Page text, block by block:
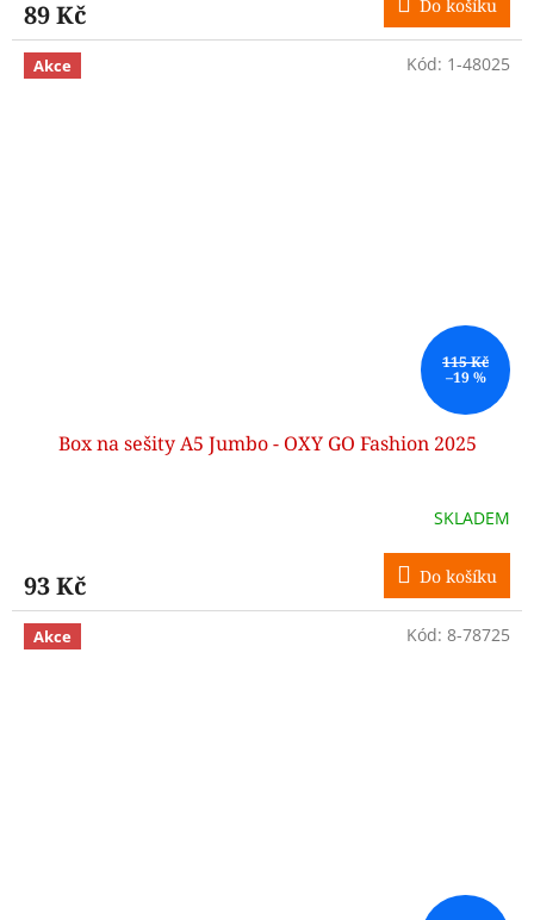
89 Kč Do košíku
Akce
115 Kč
–19 %
Box na sešity A5 Jumbo - OXY GO Fashion 2025
SKLADEM
93 Kč Do košíku
Kód: 1-48025
Akce Kód: 8-78725